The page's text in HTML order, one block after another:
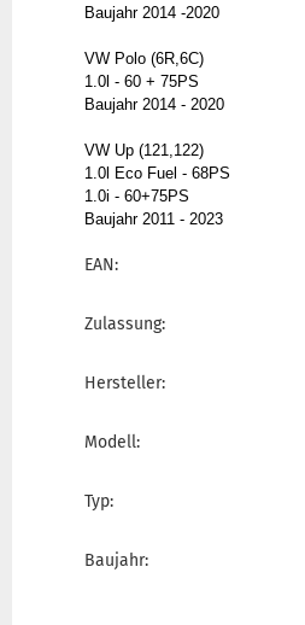
Baujahr 2014 -2020
VW Polo (6R,6C)
1.0l - 60 + 75PS
Baujahr 2014 - 2020
VW Up (121,122)
1.0l Eco Fuel - 68PS
1.0i - 60+75PS
Baujahr 2011 - 2023
EAN:
Zulassung:
Hersteller:
Modell:
Typ:
Baujahr: